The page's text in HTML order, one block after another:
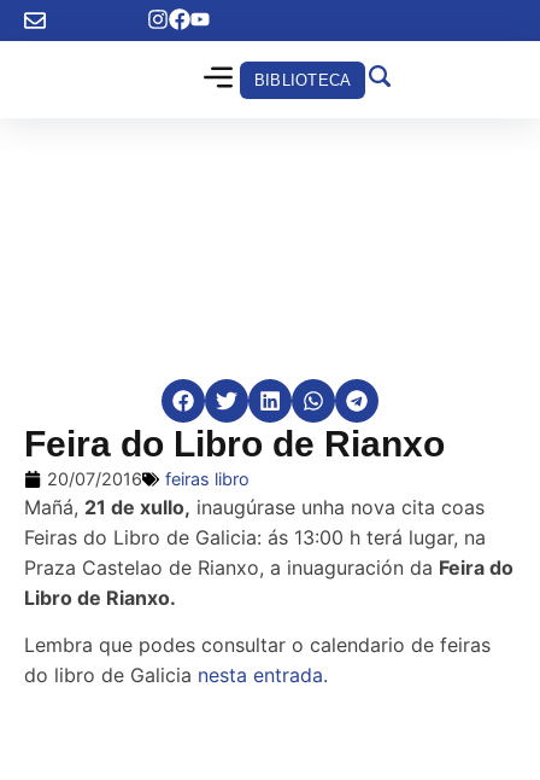
BIBLIOTECA
Feira do Libro de Rianxo
20/07/2016 feiras libro
Mañá, 21 de xullo, inaugúrase unha nova cita coas
Feiras do Libro de Galicia: ás 13:00 h terá lugar, na
Praza Castelao de Rianxo, a inuaguración da Feira do
Libro de Rianxo.
Lembra que podes consultar o calendario de feiras
do libro de Galicia nesta entrada.